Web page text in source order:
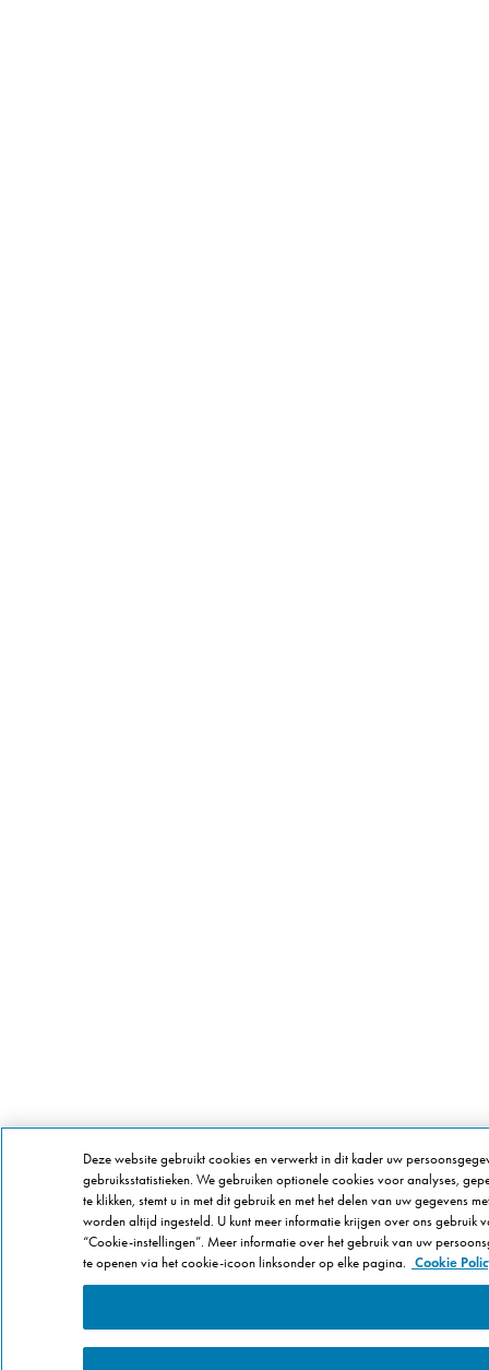
Deze website gebruikt cookies en verwerkt in dit kader uw
gebruiksstatistieken. We gebruiken optionele cookies voor analyses,
te klikken, stemt u in met dit gebruik en met het delen van uw gegevens
worden altijd ingesteld. U kunt meer informatie krijgen over ons gebruik
“Cookie-instellingen”. Meer informatie over het gebruik van uw
te openen via het cookie-icoon linksonder op elke pagina. Cookie